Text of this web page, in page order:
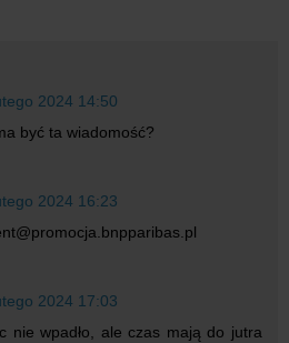
2024 14:50
być ta wiadomość?
2024 16:23
2024 17:03
nie wpadło, ale czas mają do jutra